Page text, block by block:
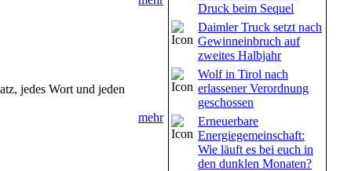
jedes Wort und jeden
mehr
Druck beim Sequel
Daimler Truck setzt nach
Gewinneinbruch auf
zweites Halbjahr
Wolf in Tirol nach
erlassener Verordnung
geschossen
Erneuerbare
Energiegemeinschaft:
Wie läuft es bei euch in
den dunklen Monaten?